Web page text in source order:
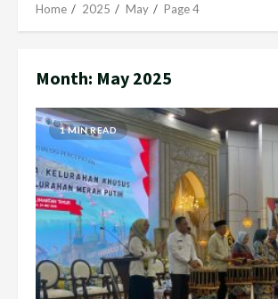
Home 2025 May Page 4
Month: May 2025
1 MIN READ